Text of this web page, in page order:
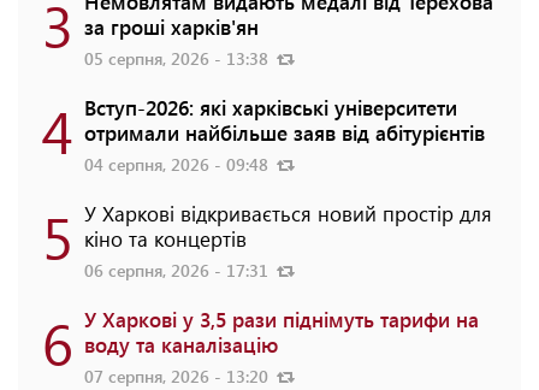
3 за гроші харків'ян
05 серпня, 2026 - 13:38
4 Вступ-2026: які харківські університети
отримали найбільше заяв від абітурієнтів
04 серпня, 2026 - 09:48
5 У Харкові відкривається новий простір для
кіно та концертів
06 серпня, 2026 - 17:31
6 У Харкові у 3,5 рази піднімуть тарифи на
воду та каналізацію
07 серпня, 2026 - 13:20